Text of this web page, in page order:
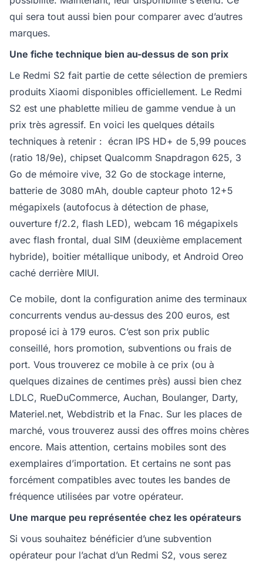
qui sera tout aussi bien pour comparer avec d’autres
marques.
Une fiche technique bien au-dessus de son prix
Le Redmi S2 fait partie de cette sélection de premiers
produits Xiaomi disponibles officiellement. Le Redmi
S2 est une phablette milieu de gamme vendue à un
prix très agressif. En voici les quelques détails
techniques à retenir : écran IPS HD+ de 5,99 pouces
(ratio 18/9e), chipset Qualcomm Snapdragon 625, 3
Go de mémoire vive, 32 Go de stockage interne,
batterie de 3080 mAh, double capteur photo 12+5
mégapixels (autofocus à détection de phase,
ouverture f/2.2, flash LED), webcam 16 mégapixels
avec flash frontal, dual SIM (deuxième emplacement
hybride), boitier métallique unibody, et Android Oreo
caché derrière MIUI.
Ce mobile, dont la configuration anime des terminaux
concurrents vendus au-dessus des 200 euros, est
proposé ici à 179 euros. C’est son prix public
conseillé, hors promotion, subventions ou frais de
port. Vous trouverez ce mobile à ce prix (ou à
quelques dizaines de centimes près) aussi bien chez
LDLC, RueDuCommerce, Auchan, Boulanger, Darty,
Materiel.net, Webdistrib et la Fnac. Sur les places de
marché, vous trouverez aussi des offres moins chères
encore. Mais attention, certains mobiles sont des
exemplaires d’importation. Et certains ne sont pas
forcément compatibles avec toutes les bandes de
fréquence utilisées par votre opérateur.
Une marque peu représentée chez les opérateurs
Si vous souhaitez bénéficier d’une subvention
opérateur pour l’achat d’un Redmi S2, vous serez